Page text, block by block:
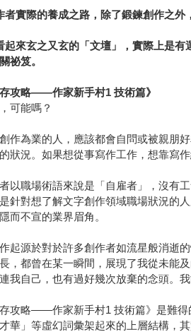
者實際的養成之路，除了鍛鍊創作之外
起來玄之又玄的「文壇」，實際上是
祕笈。
存攻略——作家新手村1 技術篇》
可能嗎？
作為業的人，應該都會自問或被親朋
狀況。如果想從事寫作工作，想靠寫
以職場術語來說是「自雇者」，沒有
針對想了解文字創作領域職場狀況的
而不宣的業界眉角。
起源於對於許多創作者如流星般消逝
，都曾在某一瞬間，展現了我從未能
我自己，也有過好幾次放棄的念頭。
存攻略——作家新手村1 技術篇》是難
華」等虛幻詞彙架起來的上層結構，